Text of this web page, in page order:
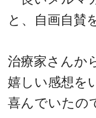
と、自画自賛
治療家さんか
嬉しい感想を
喜んでいたの